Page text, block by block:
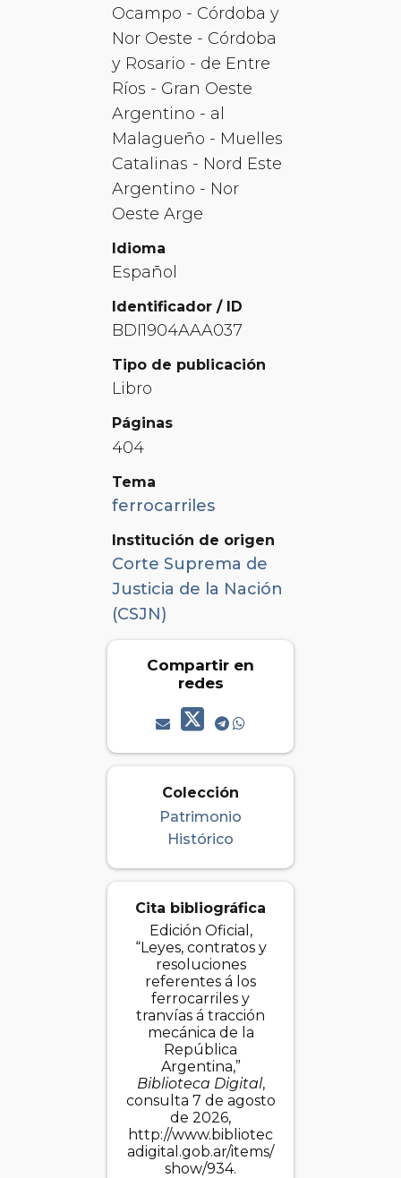
Ocampo - Córdoba y
Nor Oeste - Córdoba
y Rosario - de Entre
Ríos - Gran Oeste
Argentino - al
Malagueño - Muelles
Catalinas - Nord Este
Argentino - Nor
Oeste Arge
Idioma
Español
Identificador / ID
BDI1904AAA037
Tipo de publicación
Libro
Páginas
404
Tema
ferrocarriles
Institución de origen
Corte Suprema de
Justicia de la Nación
(CSJN)
Compartir en
redes
Colección
Patrimonio
Histórico
Cita bibliográfica
Edición Oficial,
“Leyes, contratos y
resoluciones
referentes á los
ferrocarriles y
tranvías á tracción
mecánica de la
República
Argentina,”
Biblioteca Digital,
consulta 7 de agosto
de 2026,
http://www.bibliotec
adigital.gob.ar/items/
show/934.